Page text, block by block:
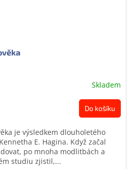
Skladem
Do košíku
je výsledkem dlouholetého
E. Hagina. Když začal
po mnoha modlitbách a
studiu zjistil,...